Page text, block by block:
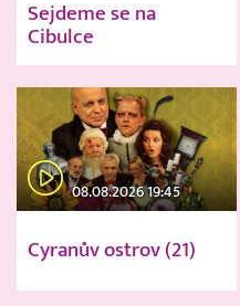
Sejdeme se na
Cibulce
08.08.2026 19:45
Cyranův ostrov (21)